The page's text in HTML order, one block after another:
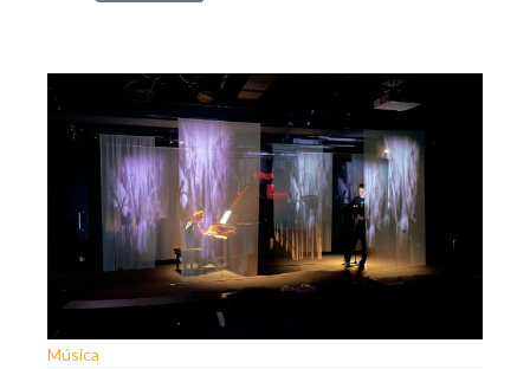
Música